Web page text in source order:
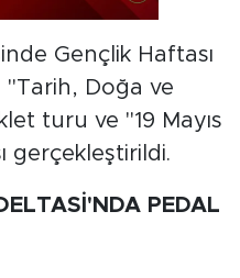
Gençlik Haftası
"Tarih, Doğa ve
turu ve "19 Mayıs
gerçekleştirildi.
PEDAL